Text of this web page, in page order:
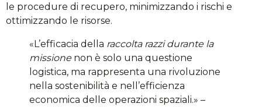
le procedure di recupero, minimizzando i rischi e
ottimizzando le risorse.
«L’efficacia della raccolta razzi durante la
missionenon è solo una questione
logistica, ma rappresenta una rivoluzione
nella sostenibilità e nell’efficienza
economica delle operazioni spaziali.» –